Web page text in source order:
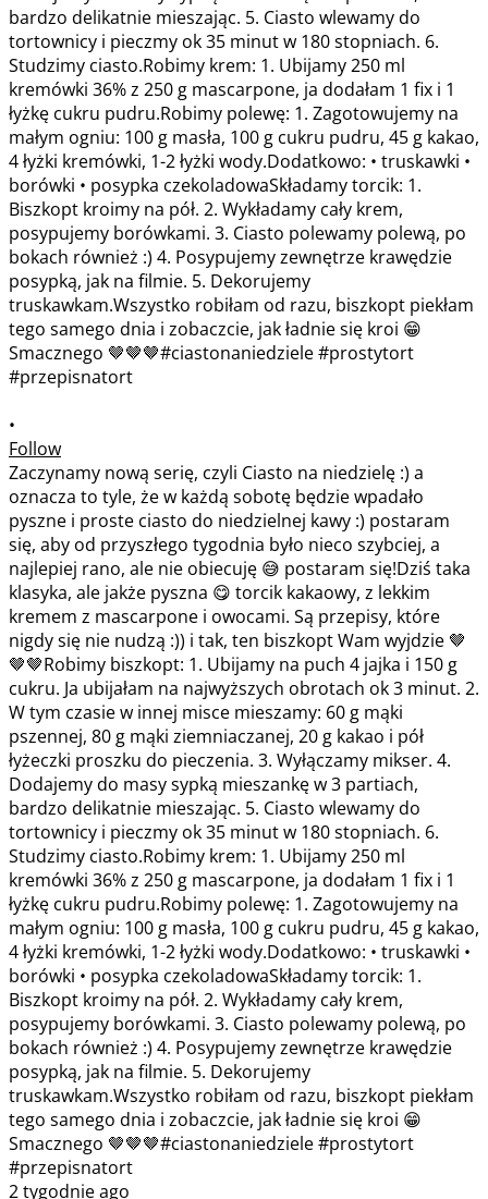
•
Follow
Zaczynamy nową serię, czyli Ciasto na niedzielę :) a
oznacza to tyle, że w każdą sobotę będzie wpadało
pyszne i proste ciasto do niedzielnej kawy :) postaram
się, aby od przyszłego tygodnia było nieco szybciej, a
najlepiej rano, ale nie obiecuję 😅 postaram się!Dziś taka
klasyka, ale jakże pyszna 😋 torcik kakaowy, z lekkim
kremem z mascarpone i owocami. Są przepisy, które
nigdy się nie nudzą :)) i tak, ten biszkopt Wam wyjdzie 🤎
🤎🤎Robimy biszkopt: 1. Ubijamy na puch 4 jajka i 150 g
cukru. Ja ubijałam na najwyższych obrotach ok 3 minut. 2.
W tym czasie w innej misce mieszamy: 60 g mąki
pszennej, 80 g mąki ziemniaczanej, 20 g kakao i pół
łyżeczki proszku do pieczenia. 3. Wyłączamy mikser. 4.
Dodajemy do masy sypką mieszankę w 3 partiach,
bardzo delikatnie mieszając. 5. Ciasto wlewamy do
tortownicy i pieczmy ok 35 minut w 180 stopniach. 6.
Studzimy ciasto.Robimy krem: 1. Ubijamy 250 ml
kremówki 36% z 250 g mascarpone, ja dodałam 1 fix i 1
łyżkę cukru pudru.Robimy polewę: 1. Zagotowujemy na
małym ogniu: 100 g masła, 100 g cukru pudru, 45 g kakao,
4 łyżki kremówki, 1-2 łyżki wody.Dodatkowo: • truskawki •
borówki • posypka czekoladowaSkładamy torcik: 1.
Biszkopt kroimy na pół. 2. Wykładamy cały krem,
posypujemy borówkami. 3. Ciasto polewamy polewą, po
bokach również :) 4. Posypujemy zewnętrze krawędzie
posypką, jak na filmie. 5. Dekorujemy
truskawkam.Wszystko robiłam od razu, biszkopt piekłam
tego samego dnia i zobaczcie, jak ładnie się kroi 😁
Smacznego 🤎🤎🤎#ciastonaniedziele #prostytort
#przepisnatort
2 tygodnie ago